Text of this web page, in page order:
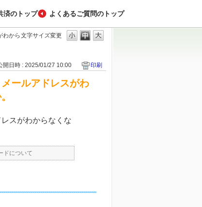
済のトップ よくあるご質問のトップ
文字サイズ変更
わから
開日時 : 2025/01/27 10:00 印刷
ールアドレスがわ
スがわからなくな
ドについて